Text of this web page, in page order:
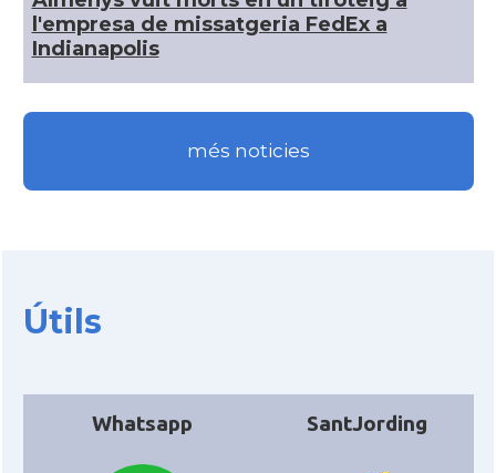
CAMON
CAMON Catalans a OKLAHOMA
CAMON
CAMON Catalans a PHOENIX
CAMON
l'empresa de missatgeria FedEx a
Indianapolis
més noticies
Útils
Whatsapp SantJording